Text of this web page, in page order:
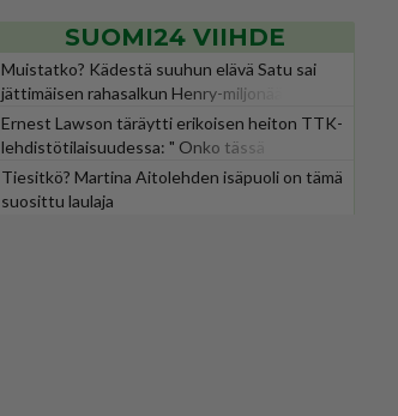
SUOMI24 VIIHDE
Muistatko? Kädestä suuhun elävä Satu sai
jättimäisen rahasalkun Henry-miljonääriltä
Ernest Lawson täräytti erikoisen heiton TTK-
lehdistötilaisuudessa: " Onko tässä
tarkoituksena...?"
Tiesitkö? Martina Aitolehden isäpuoli on tämä
suosittu laulaja